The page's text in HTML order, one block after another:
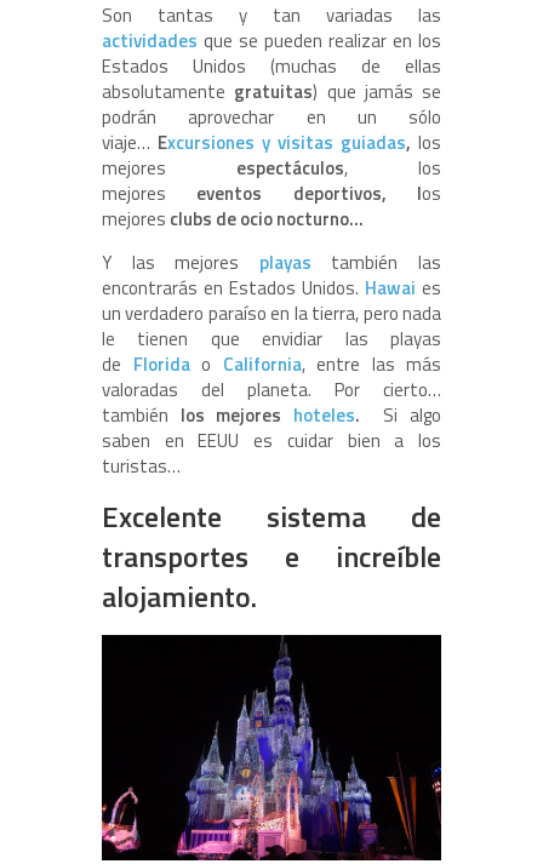
Son tantas y tan variadas las
actividades que se pueden realizar en los
Estados Unidos (muchas de ellas
absolutamente gratuitas) que jamás se
podrán aprovechar en un sólo
viaje… Excursiones y visitas guiadas, los
mejores espectáculos,
los
mejores eventos deportivos, los
mejores clubs de ocio nocturno…
Y las mejores playas
también las
encontrarás en Estados Unidos. Hawai es
un verdadero paraíso en la tierra, pero nada
le tienen que envidiar las playas
de Floridao California, entre las más
valoradas del planeta. Por cierto…
también los mejores hoteles.
Si algo
saben en EEUU es cuidar bien a los
turistas…
Excelente sistema de
transportes e increíble
alojamiento.